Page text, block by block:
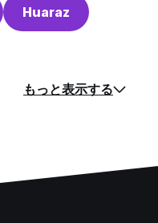
Huaraz
もっと表示する